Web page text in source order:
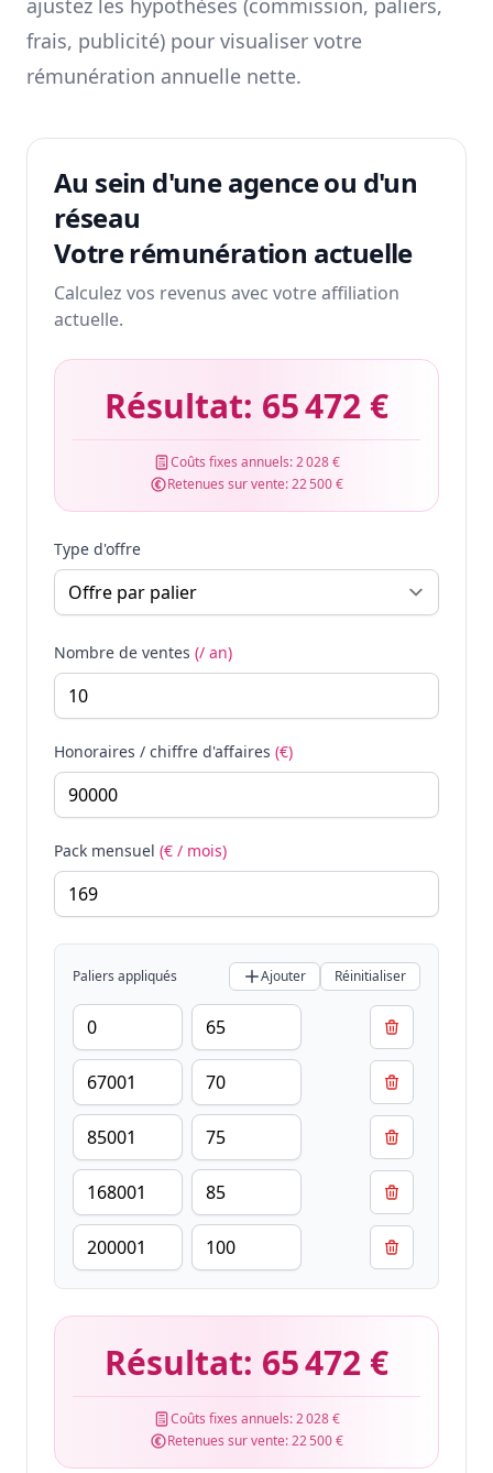
ajustez les hypothèses (commission, paliers,
frais, publicité) pour visualiser votre
rémunération annuelle nette.
Au sein d'une agence ou d'un
réseau
Votre rémunération actuelle
Calculez vos revenus avec votre affiliation
actuelle.
Résultat: 65 472 €
Coûts fixes annuels:2 028 €
Retenues sur vente:22 500 €
Type d'offre
Nombre de ventes (/ an)
Honoraires / chiffre d'affaires (€)
Pack mensuel (€ / mois)
Paliers appliqués Ajouter Réinitialiser
Résultat: 65 472 €
Coûts fixes annuels:2 028 €
Retenues sur vente:22 500 €